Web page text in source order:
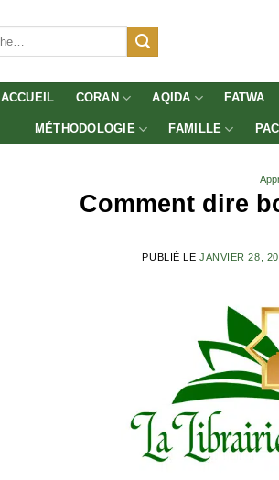
ACCUEIL CORAN AQIDA FATWA
MÉTHODOLOGIE FAMILLE
Comment dire
PUBLIÉ LE JANVIER 28,